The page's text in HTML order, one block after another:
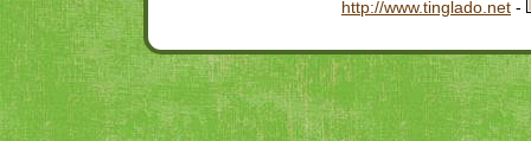
http://www.tinglado.net -